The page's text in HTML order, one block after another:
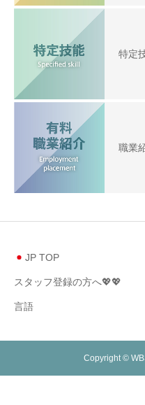
特定
職業
JP TOP
スタッフ登録の方へ💖💖
言語
Copyright ©